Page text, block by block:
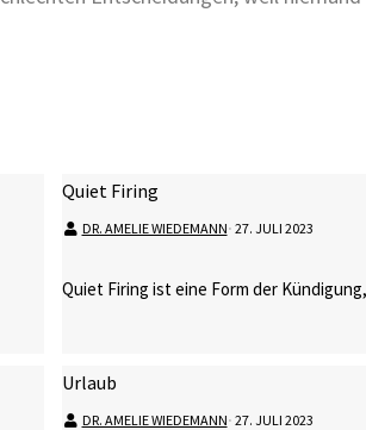
Quiet Firing
DR. AMELIE WIEDEMANN⋅ 27. JULI 2023
Quiet Firing ist eine Form der
Urlaub
DR. AMELIE WIEDEMANN⋅ 27. JULI 2023